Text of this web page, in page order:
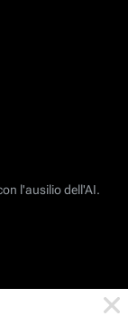
l'ausilio dell'AI.